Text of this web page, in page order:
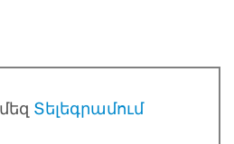
Տելեգրամում